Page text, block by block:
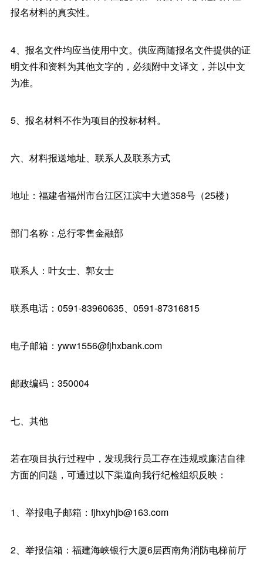
报名材料的真实性。
4、报名文件均应当使用中文。供应商随报名文件提供的证
明文件和资料为其他文字的，必须附中文译文，并以中文
为准。
5、报名材料不作为项目的投标材料。
六、材料报送地址、联系人及联系方式
地址：福建省福州市台江区江滨中大道358号（25楼）
部门名称：总行零售金融部
联系人：叶女士、郭女士
联系电话：0591-83960635、0591-87316815
电子邮箱：yww1556@fjhxbank.com
邮政编码：350004
七、其他
若在项目执行过程中，发现我行员工存在违规或廉洁自律
方面的问题，可通过以下渠道向我行纪检组织反映：
1、举报电子邮箱：fjhxyhjb@163.com
2、举报信箱：福建海峡银行大厦6层西南角消防电梯前厅